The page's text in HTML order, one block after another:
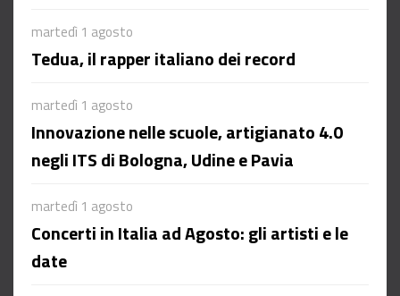
martedì 1 agosto
Tedua, il rapper italiano dei record
martedì 1 agosto
Innovazione nelle scuole, artigianato 4.0
negli ITS di Bologna, Udine e Pavia
martedì 1 agosto
Concerti in Italia ad Agosto: gli artisti e le
date